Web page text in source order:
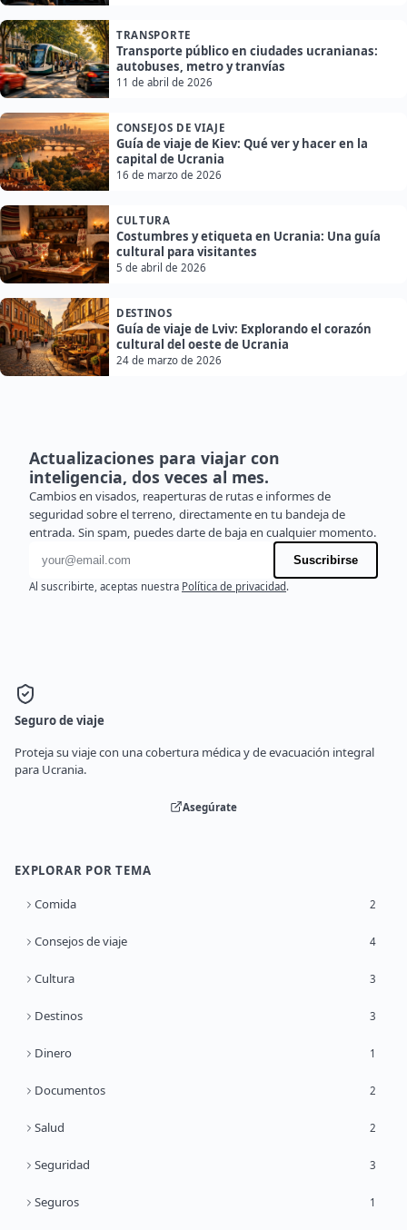
TRANSPORTE
Transporte público en ciudades ucranianas:
autobuses, metro y tranvías
11 de abril de 2026
CONSEJOS DE VIAJE
Guía de viaje de Kiev: Qué ver y hacer en la
capital de Ucrania
16 de marzo de 2026
CULTURA
Costumbres y etiqueta en Ucrania: Una guía
cultural para visitantes
5 de abril de 2026
DESTINOS
Guía de viaje de Lviv: Explorando el corazón
cultural del oeste de Ucrania
24 de marzo de 2026
Actualizaciones para viajar con
inteligencia, dos veces al mes.
Cambios en visados, reaperturas de rutas e informes de
seguridad sobre el terreno, directamente en tu bandeja de
entrada. Sin spam, puedes darte de baja en cualquier momento.
Dirección de correo electrónico
Suscribirse
Al suscribirte, aceptas nuestra Política de privacidad.
Seguro de viaje
Proteja su viaje con una cobertura médica y de evacuación integral
para Ucrania.
Asegúrate
EXPLORAR POR TEMA
Comida 2
Consejos de viaje 4
Cultura 3
Destinos 3
Dinero 1
Documentos 2
Salud 2
Seguridad 3
Seguros 1